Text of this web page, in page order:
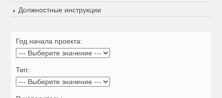
Должностные инструкции
Год начала проекта:
Тип: